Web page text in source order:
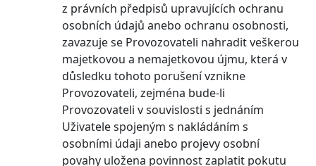
z právních předpisů upravujících ochranu
osobních údajů anebo ochranu osobnosti,
zavazuje se Provozovateli nahradit veškerou
majetkovou a nemajetkovou újmu, která v
důsledku tohoto porušení vznikne
Provozovateli, zejména bude-li
Provozovateli v souvislosti s jednáním
Uživatele spojeným s nakládáním s
osobními údaji anebo projevy osobní
povahy uložena povinnost zaplatit pokutu